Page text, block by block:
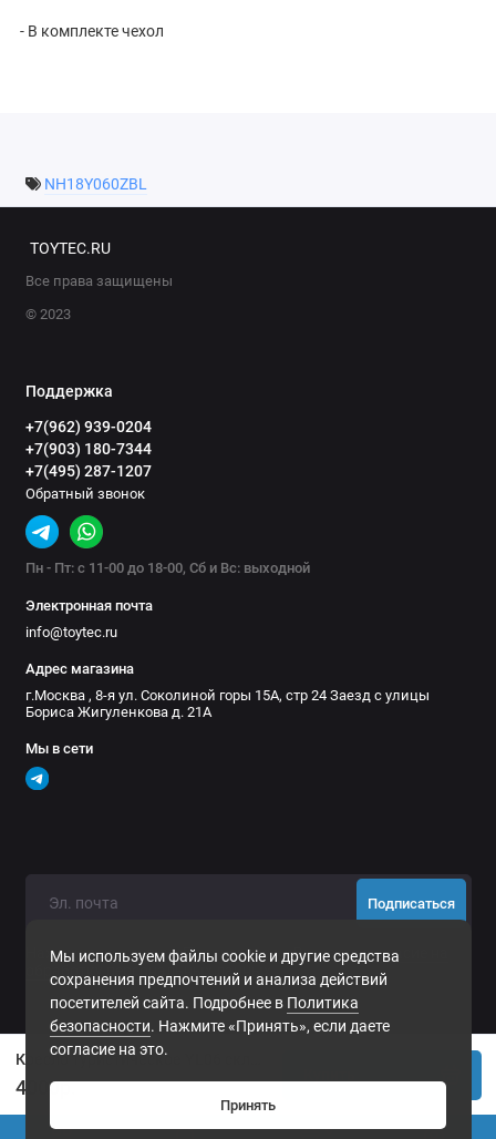
0
4000р.
- В комплекте чехол
NH18Y060ZBL
Мы используем файлы cookie и другие средства
сохранения предпочтений и анализа действий
посетителей сайта. Подробнее в Политика
безопасности. Нажмите «Принять», если даете
согласие на это.
Принять
TOYTEC.RU
Все права защищены
© 2023
Поддержка
+7(962) 939-0204
+7(903) 180-7344
+7(495) 287-1207
Обратный звонок
Пн - Пт: с 11-00 до 18-00, Сб и Вс: выходной
Электронная почта
info@toytec.ru
Адрес магазина
г.Москва , 8-я ул. Соколиной горы 15А, стр 24 Заезд с улицы
Бориса Жигуленкова д. 21А
Мы в сети
Подписаться
Нажимая на кнопку «Подписаться», Вы даетесогласие на
обработку персональных данных.